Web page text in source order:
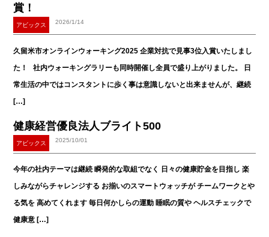
賞！
2026/1/14
アビックス
久留米市オンラインウォーキング2025 企業対抗で見事3位入賞いたしまし
た！ 社内ウォーキングラリーも同時開催し全員で盛り上がりました。 日
常生活の中ではコンスタントに歩く事は意識しないと出来ませんが、継続
[…]
健康経営優良法人ブライト500
2025/10/01
アビックス
今年の社内テーマは継続 瞬発的な取組でなく 日々の健康貯金を目指し 楽
しみながらチャレンジする お揃いのスマートウォッチが チームワークとや
る気を 高めてくれます 毎日何かしらの運動 睡眠の質や ヘルスチェックで
健康意 […]